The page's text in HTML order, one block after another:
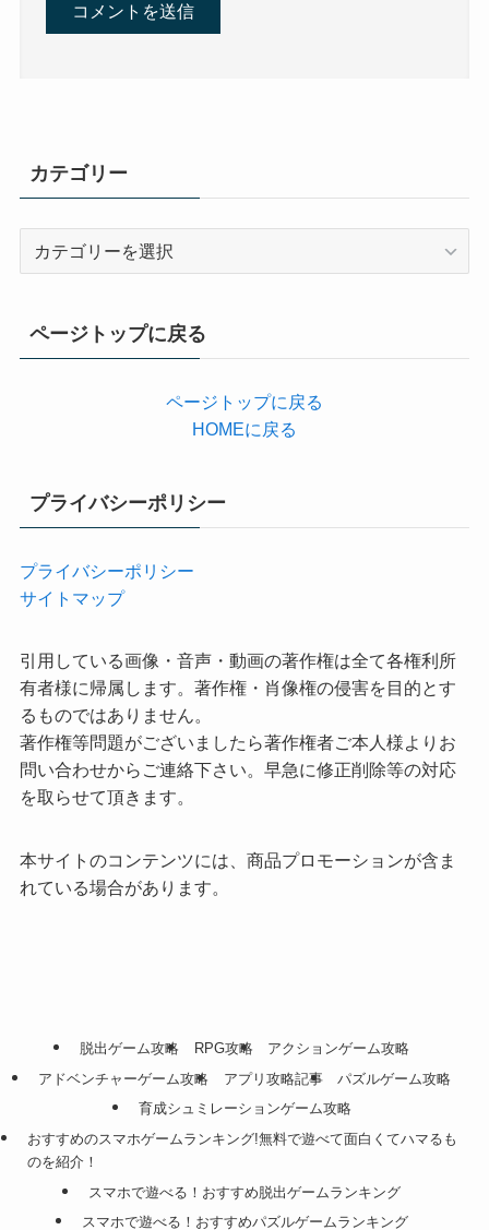
カテゴリー
ページトップに戻る
ページトップに戻る
HOMEに戻る
プライバシーポリシー
プライバシーポリシー
サイトマップ
引用している画像・音声・動画の著作権は全て各権利所
有者様に帰属します。著作権・肖像権の侵害を目的とす
るものではありません。
著作権等問題がございましたら著作権者ご本人様よりお
問い合わせからご連絡下さい。早急に修正削除等の対応
を取らせて頂きます。
本サイトのコンテンツには、商品プロモーションが含ま
れている場合があります。
脱出ゲーム攻略 RPG攻略
アクションゲーム攻略
アドベンチャーゲーム攻略
アプリ攻略記事
パズルゲーム攻略
育成シュミレーションゲーム攻略
おすすめのスマホゲームランキング!無料で遊べて面白くてハマるも
のを紹介！
スマホで遊べる！おすすめ脱出ゲームランキング
スマホで遊べる！おすすめパズルゲームランキング